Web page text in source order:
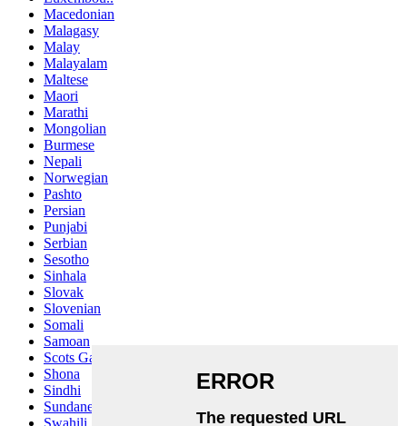
Macedonian
Malagasy
Malay
Malayalam
Maltese
Maori
Marathi
Mongolian
Burmese
Nepali
Norwegian
Pashto
Persian
Punjabi
Serbian
Sesotho
Sinhala
Slovak
Slovenian
Somali
Samoan
Scots Gaelic
Shona
Sindhi
Sundanese